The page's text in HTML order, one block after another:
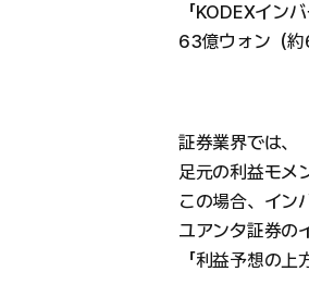
「KODEXイン
63億ウォン（約
証券業界では、
足元の利益モメ
この場合、イン
ユアンタ証券の
「利益予想の